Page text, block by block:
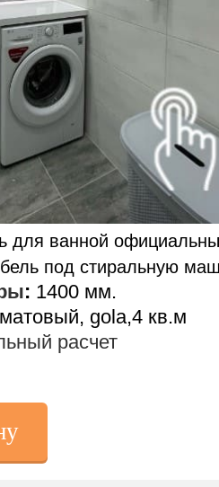
под стиральную
: 1400 мм.
gola,4 кв.м
расчет
для ванной